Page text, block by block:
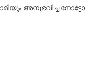
അനുഭവിച്ച നോട്ടോ